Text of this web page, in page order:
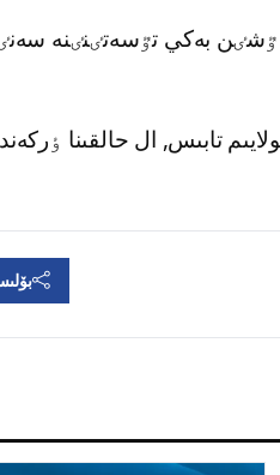
ٷشٸن بەكي تٷسەتٸنٸنە
تابىس, ال حالقىنا